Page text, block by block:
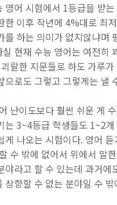
영어 시험에서 1등급을 받
한 이후 작년에 4%대로 최
를 하는 의미가 없지않냐며
현재 수능 영어는 여전히
랄한 지문들로 하도 가루
으로도 그렇고 그렇게는 낼
난이도보다 훨씬 쉬운 게
는 3~4등급 학생들도 1~2
게 나오는 시험이다. 영어
수 밖에 없어서 위에서 말
야라고 할 수 있는데 과거에
상향할 수 없는 분야일 수